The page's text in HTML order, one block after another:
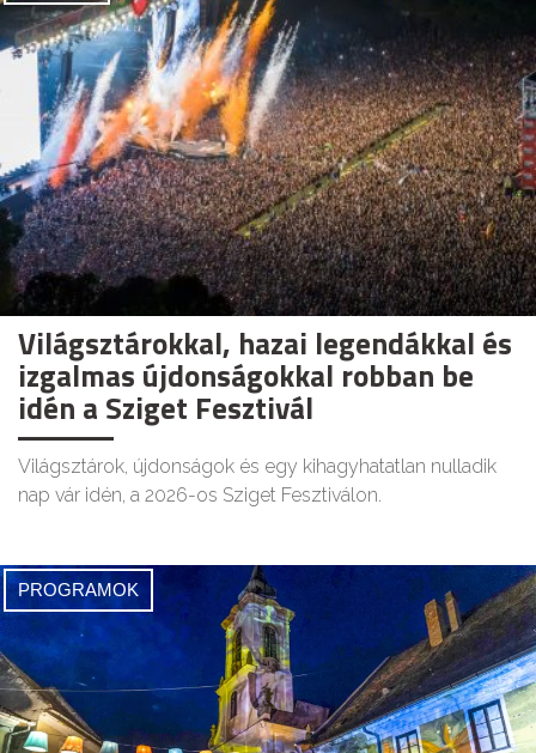
Világsztárokkal, hazai legendákkal és
izgalmas újdonságokkal robban be
idén a Sziget Fesztivál
Világsztárok, újdonságok és egy kihagyhatatlan nulladik
nap vár idén, a 2026-os Sziget Fesztiválon.
PROGRAMOK